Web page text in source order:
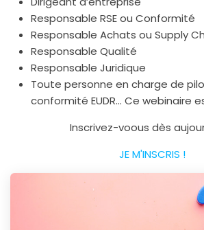
Responsable RSE ou Conformité
Responsable Achats ou Supply
Responsable Qualité
Responsable Juridique
Toute personne en charge de
conformité EUDR... Ce webinaire
Inscrivez-voous dès
JE M'INSCRIS !